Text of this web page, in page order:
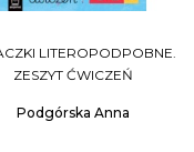
LITEROPODPOBNE.
ZESZYT ĆWICZEŃ
Podgórska Anna